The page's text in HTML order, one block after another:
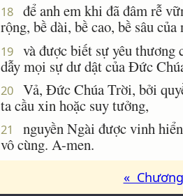
18
để anh em khi đã đâm rễ
rộng, bề dài, bề cao, bề sâu của
19
và được biết sự yêu
dẫy mọi sự dư dật của Ðức
20
Vả, Ðức Chúa Trời, bởi
ta cầu xin hoặc suy tưởng,
21
nguyền Ngài được vinh
vô cùng. A-men.
«